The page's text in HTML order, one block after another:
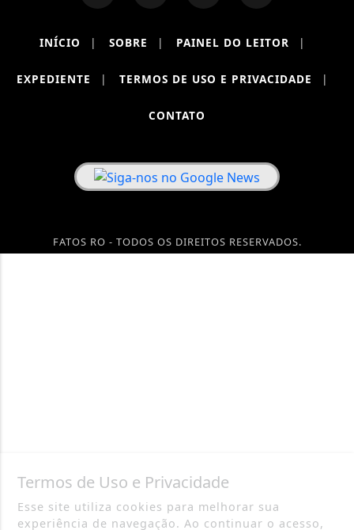
INÍCIO | SOBRE | PAINEL DO LEITOR |
EXPEDIENTE | TERMOS DE USO E PRIVACIDADE |
CONTATO
FATOS RO - TODOS OS DIREITOS RESERVADOS.
Termos de Uso e Privacidade
Esse site utiliza cookies para melhorar sua
experiência de navegação. Ao continuar o acesso,